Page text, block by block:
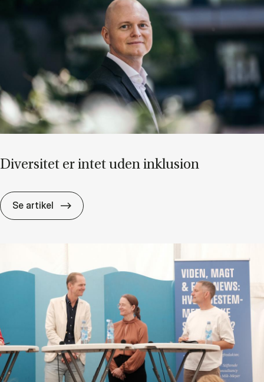
Di­ver­si­tet er in­tet uden in­klu­sion
Se artikel Di­ver­si­tet er in­tet uden in­klu­sion